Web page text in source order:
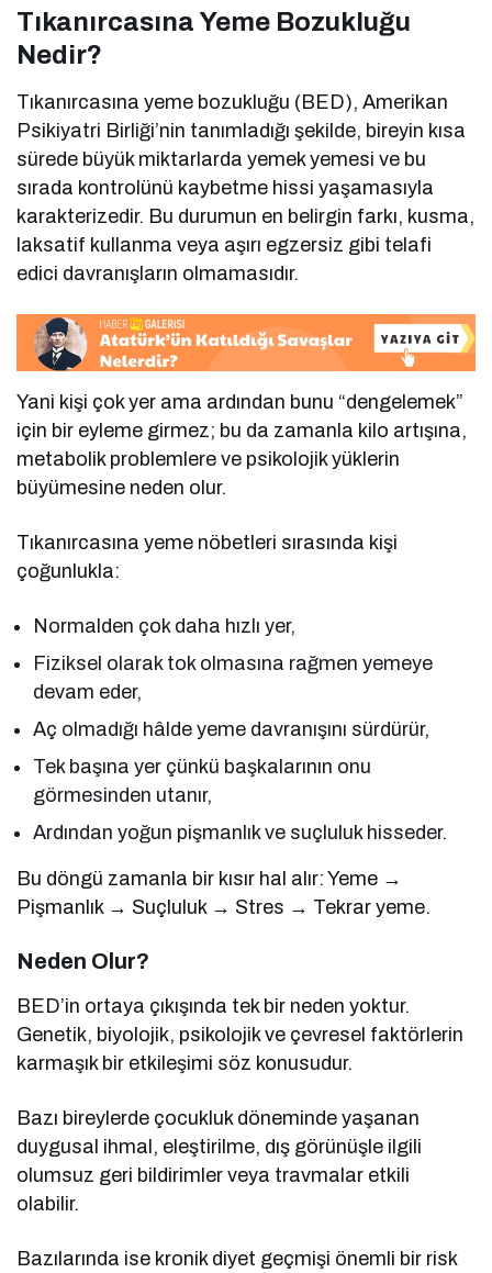
Tıkanırcasına Yeme Bozukluğu
Nedir?
Tıkanırcasına yeme bozukluğu (BED), Amerikan
Psikiyatri Birliği’nin tanımladığı şekilde, bireyin kısa
sürede büyük miktarlarda yemek yemesi ve bu
sırada kontrolünü kaybetme hissi yaşamasıyla
karakterizedir. Bu durumun en belirgin farkı, kusma,
laksatif kullanma veya aşırı egzersiz gibi telafi
edici davranışların olmamasıdır.
Yani kişi çok yer ama ardından bunu “dengelemek”
için bir eyleme girmez; bu da zamanla kilo artışına,
metabolik problemlere ve psikolojik yüklerin
büyümesine neden olur.
Tıkanırcasına yeme nöbetleri sırasında kişi
çoğunlukla:
Normalden çok daha hızlı yer,
Fiziksel olarak tok olmasına rağmen yemeye
devam eder,
Aç olmadığı hâlde yeme davranışını sürdürür,
Tek başına yer çünkü başkalarının onu
görmesinden utanır,
Ardından yoğun pişmanlık ve suçluluk hisseder.
Bu döngü zamanla bir kısır hal alır: Yeme →
Pişmanlık → Suçluluk → Stres → Tekrar yeme.
Neden Olur?
BED’in ortaya çıkışında tek bir neden yoktur.
Genetik, biyolojik, psikolojik ve çevresel faktörlerin
karmaşık bir etkileşimi söz konusudur.
Bazı bireylerde çocukluk döneminde yaşanan
duygusal ihmal, eleştirilme, dış görünüşle ilgili
olumsuz geri bildirimler veya travmalar etkili
olabilir.
Bazılarında ise kronik diyet geçmişi önemli bir risk